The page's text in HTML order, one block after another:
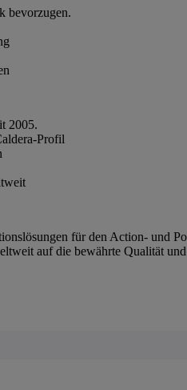
bevorzugen.
2005.
Profil
für den Action- und
auf die bewährte Qualität